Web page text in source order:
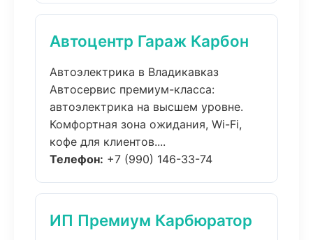
Автоцентр Гараж Карбон
Автоэлектрика в Владикавказ
Автосервис премиум-класса:
автоэлектрика на высшем уровне.
Комфортная зона ожидания, Wi-Fi,
кофе для клиентов....
Телефон: +7 (990) 146-33-74
ИП Премиум Карбюратор